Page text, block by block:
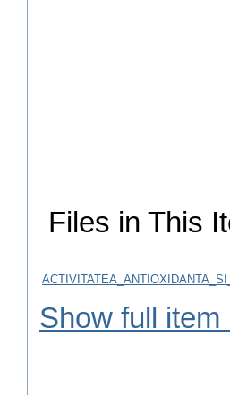
Files in This
Show full item